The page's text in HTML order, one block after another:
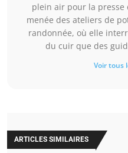
plein air pour la presse
menée des ateliers de
randonnée, où elle
du cuir que des
Voir tous
ARTICLES SIMILAIRES